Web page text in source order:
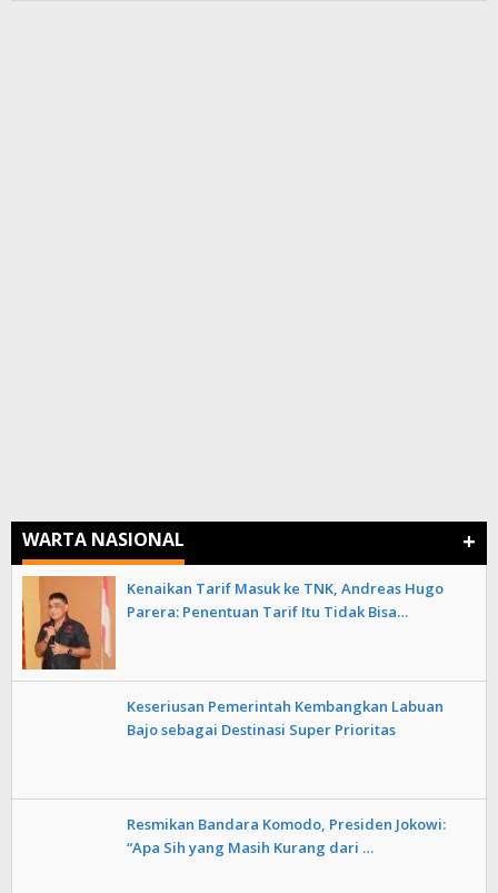
WARTA NASIONAL +
Kenaikan Tarif Masuk ke TNK, Andreas Hugo
Parera: Penentuan Tarif Itu Tidak Bisa…
Keseriusan Pemerintah Kembangkan Labuan
Bajo sebagai Destinasi Super Prioritas
Resmikan Bandara Komodo, Presiden Jokowi:
“Apa Sih yang Masih Kurang dari …